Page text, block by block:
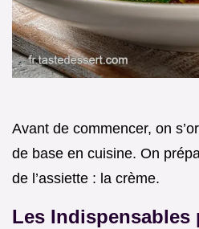
Avant de commencer, on
de base en cuisine. On
de l’assiette : la crème.
Les Indispensables